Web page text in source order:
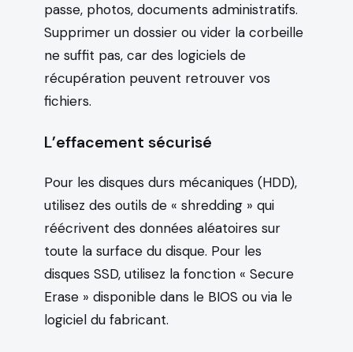
passe, photos, documents administratifs.
Supprimer un dossier ou vider la corbeille
ne suffit pas, car des logiciels de
récupération peuvent retrouver vos
fichiers.
L’effacement sécurisé
Pour les disques durs mécaniques (HDD),
utilisez des outils de « shredding » qui
réécrivent des données aléatoires sur
toute la surface du disque. Pour les
disques SSD, utilisez la fonction « Secure
Erase » disponible dans le BIOS ou via le
logiciel du fabricant.